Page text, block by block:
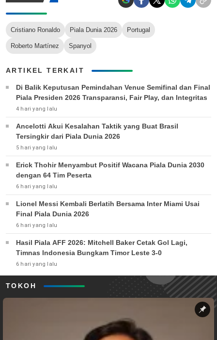
Cristiano Ronaldo Piala Dunia 2026 Portugal
Roberto Martínez Spanyol
ARTIKEL TERKAIT
Di Balik Keputusan Pemindahan Venue Semifinal dan Final
Piala Presiden 2026 Transparansi, Fair Play, dan Integritas
4 hari yang lalu
Ancelotti Akui Kesalahan Taktik yang Buat Brasil
Tersingkir dari Piala Dunia 2026
5 hari yang lalu
Erick Thohir Menyambut Positif Wacana Piala Dunia 2030
dengan 64 Tim Peserta
6 hari yang lalu
Lionel Messi Kembali Berlatih Bersama Inter Miami Usai
Final Piala Dunia 2026
6 hari yang lalu
Hasil Piala AFF 2026: Mitchell Baker Cetak Gol Lagi,
Timnas Indonesia Bungkam Timor Leste 3-0
6 hari yang lalu
TOKOH